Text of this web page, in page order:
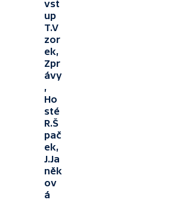
vst
up
T.V
zor
ek,
Zpr
ávy
,
Ho
sté
R.Š
pač
ek,
J.Ja
něk
ov
á